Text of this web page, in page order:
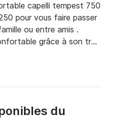
capelli tempest 750
pour vous faire passer
ou entre amis .
grâce à son très
pour 3 personnes .
génération pour
du